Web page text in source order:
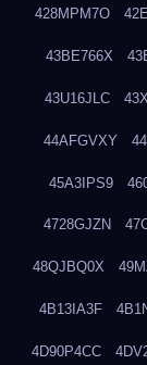
428MPM7O
43BE766X
43U16JLC
44AFGVXY
45A3IPS9
4728GJZN
48QJBQ0X
4B13IA3F
4D90P4CC